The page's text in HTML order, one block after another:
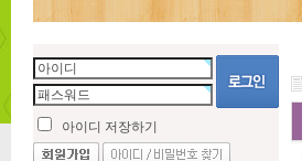
아이디 저장하기